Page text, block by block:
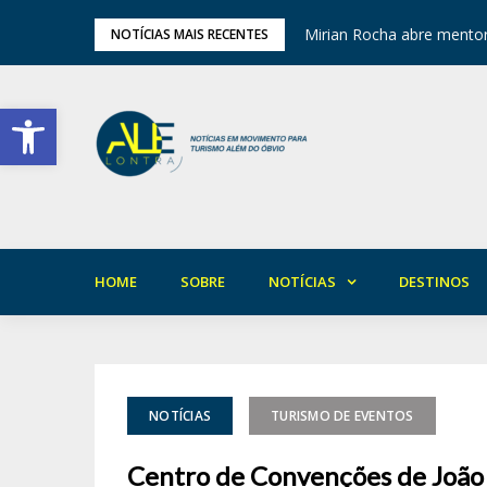
Barra de Ferramentas Aberta
NOTÍCIAS MAIS RECENTES
em Areia Mirian Rocha abre
HOME SOBRE NOTÍCIAS DESTINOS
NOTÍCIAS TURISMO DE EVENTOS
Centro de Convenções de